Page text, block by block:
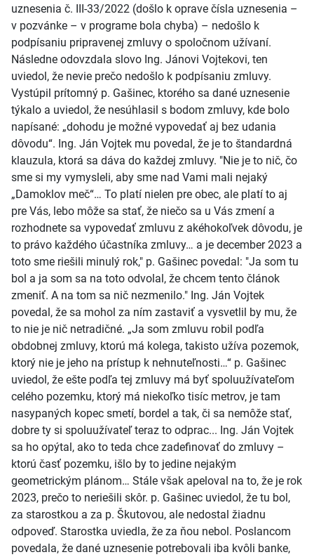
uznesenia č. III-33/2022 (došlo k oprave čísla uznesenia –
v pozvánke – v programe bola chyba) – nedošlo k
podpísaniu pripravenej zmluvy o spoločnom užívaní.
Následne odovzdala slovo Ing. Jánovi Vojtekovi, ten
uviedol, že nevie prečo nedošlo k podpísaniu zmluvy.
Vystúpil prítomný p. Gašinec, ktorého sa dané uznesenie
týkalo a uviedol, že nesúhlasil s bodom zmluvy, kde bolo
napísané: „dohodu je možné vypovedať aj bez udania
dôvodu“. Ing. Ján Vojtek mu povedal, že je to štandardná
klauzula, ktorá sa dáva do každej zmluvy. "Nie je to nič, čo
sme si my vymysleli, aby sme nad Vami mali nejaký
„Damoklov meč“… To platí nielen pre obec, ale platí to aj
pre Vás, lebo môže sa stať, že niečo sa u Vás zmení a
rozhodnete sa vypovedať zmluvu z akéhokoľvek dôvodu, je
to právo každého účastníka zmluvy… a je december 2023 a
toto sme riešili minulý rok," p. Gašinec povedal: "Ja som tu
bol a ja som sa na toto odvolal, že chcem tento článok
zmeniť. A na tom sa nič nezmenilo." Ing. Ján Vojtek
povedal, že sa mohol za ním zastaviť a vysvetlil by mu, že
to nie je nič netradičné. „Ja som zmluvu robil podľa
obdobnej zmluvy, ktorú má kolega, takisto užíva pozemok,
ktorý nie je jeho na prístup k nehnuteľnosti…“ p. Gašinec
uviedol, že ešte podľa tej zmluvy má byť spoluužívateľom
celého pozemku, ktorý má niekoľko tisíc metrov, je tam
nasypaných kopec smetí, bordel a tak, či sa nemôže stať,
dobre ty si spoluužívateľ teraz to odprac... Ing. Ján Vojtek
sa ho opýtal, ako to teda chce zadefinovať do zmluvy –
ktorú časť pozemku, išlo by to jedine nejakým
geometrickým plánom… Stále však apeloval na to, že je rok
2023, prečo to neriešili skôr. p. Gašinec uviedol, že tu bol,
za starostkou a za p. Škutovou, ale nedostal žiadnu
odpoveď. Starostka uviedla, že za ňou nebol. Poslancom
povedala, že dané uznesenie potrebovali iba kvôli banke,